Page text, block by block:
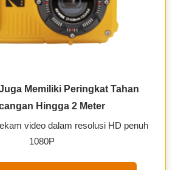
Memiliki Peringkat Tahan
Hingga 2 Meter
video dalam resolusi HD penuh
1080P